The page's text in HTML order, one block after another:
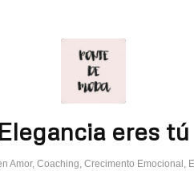
Elegancia eres tú
Amor, Coaching, Crecimento Emocional ,